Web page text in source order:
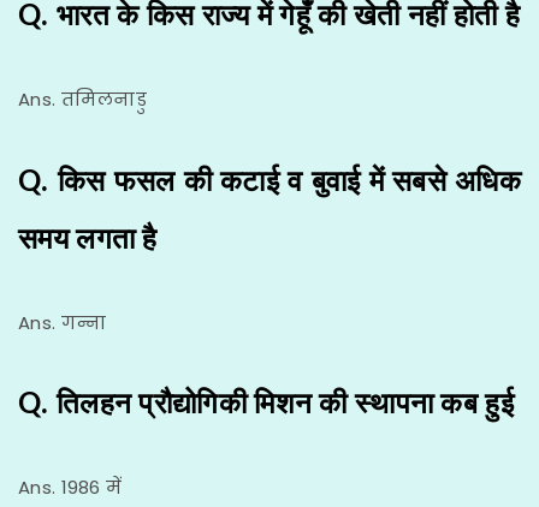
Q. भारत के किस राज्य में गेहूँ की खेती नहीं होती है
Ans. तमिलनाडु
Q. किस फसल की कटाई व बुवाई में सबसे अधिक
समय लगता है
Ans. गन्ना
Q. तिलहन प्रौद्योगिकी मिशन की स्थापना कब हुई
Ans. 1986 में